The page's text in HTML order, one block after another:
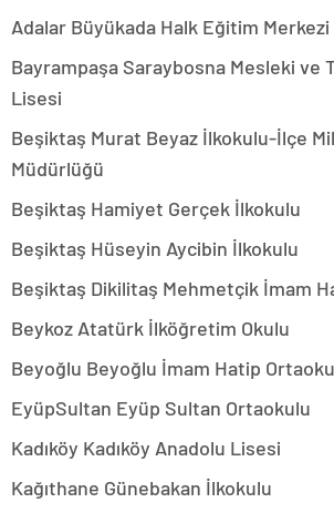
Adalar Büyükada Halk Eğitim Merkezi
Bayrampaşa Saraybosna Mesleki ve
Lisesi
Beşiktaş Murat Beyaz İlkokulu-İlçe
Müdürlüğü
Beşiktaş Hamiyet Gerçek İlkokulu
Beşiktaş Hüseyin Aycibin İlkokulu
Beşiktaş Dikilitaş Mehmetçik İmam
Beykoz Atatürk İlköğretim Okulu
Beyoğlu Beyoğlu İmam Hatip
EyüpSultan Eyüp Sultan Ortaokulu
Kadıköy Kadıköy Anadolu Lisesi
Kağıthane Günebakan İlkokulu